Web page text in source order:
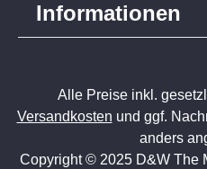
Informationen
Alle Preise inkl.
Versandkosten und ggf.
anders
Copyright © 2025 D&W The